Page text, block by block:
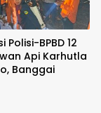
Polisi-BPBD 12
Api Karhutla
Banggai